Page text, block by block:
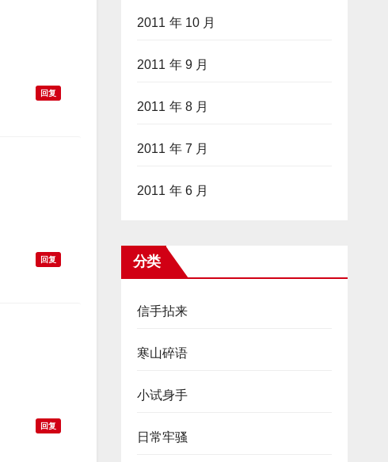
回复
回复
回复
2011 年 10 月
2011 年 9 月
2011 年 8 月
2011 年 7 月
2011 年 6 月
分类
信手拈来
寒山碎语
小试身手
日常牢骚